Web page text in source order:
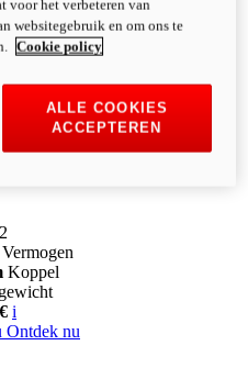
Vermogen
Koppel
gewicht
i
Ontdek nu
voor het verbeteren van
websitegebruik en om ons te
Cookie policy
ALLE COOKIES
ACCEPTEREN